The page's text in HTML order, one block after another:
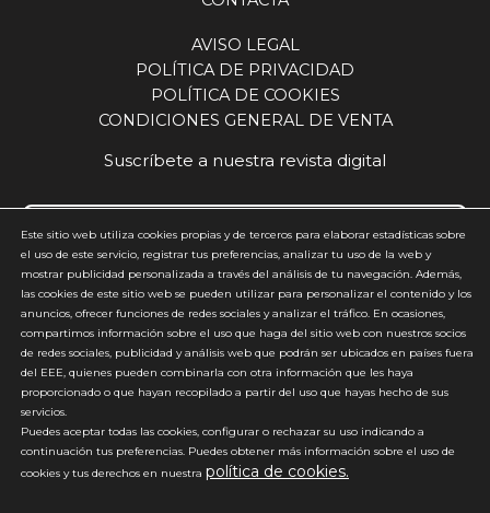
AVISO LEGAL
POLÍTICA DE PRIVACIDAD
POLÍTICA DE COOKIES
CONDICIONES GENERAL DE VENTA
Suscríbete a nuestra revista digital
Acepto y estoy de acuerdo con lapolítica de privacidad(requerido)
*
*No enviamos spam
Este sitio web utiliza cookies propias y de terceros para elaborar estadísticas sobre
el uso de este servicio, registrar tus preferencias, analizar tu uso de la web y
mostrar publicidad personalizada a través del análisis de tu navegación. Además,
las cookies de este sitio web se pueden utilizar para personalizar el contenido y los
anuncios, ofrecer funciones de redes sociales y analizar el tráfico. En ocasiones,
compartimos información sobre el uso que haga del sitio web con nuestros socios
de redes sociales, publicidad y análisis web que podrán ser ubicados en países fuera
del EEE, quienes pueden combinarla con otra información que les haya
proporcionado o que hayan recopilado a partir del uso que hayas hecho de sus
servicios.
Puedes aceptar todas las cookies, configurar o rechazar su uso indicando a
continuación tus preferencias. Puedes obtener más información sobre el uso de
cookies y tus derechos en nuestra política de cookies.